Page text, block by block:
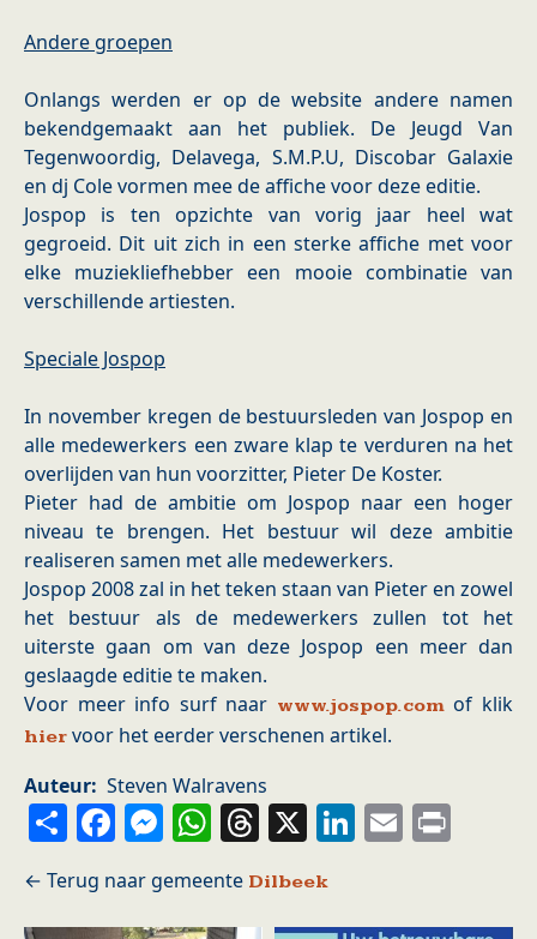
Andere groepen
Onlangs werden er op de website andere namen
bekendgemaakt aan het publiek. De Jeugd Van
Tegenwoordig, Delavega, S.M.P.U, Discobar Galaxie
en dj Cole vormen mee de affiche voor deze editie.
Jospop is ten opzichte van vorig jaar heel wat
gegroeid. Dit uit zich in een sterke affiche met voor
elke muziekliefhebber een mooie combinatie van
verschillende artiesten.
Speciale Jospop
In november kregen de bestuursleden van Jospop en
alle medewerkers een zware klap te verduren na het
overlijden van hun voorzitter, Pieter De Koster.
Pieter had de ambitie om Jospop naar een hoger
niveau te brengen. Het bestuur wil deze ambitie
realiseren samen met alle medewerkers.
Jospop 2008 zal in het teken staan van Pieter en zowel
het bestuur als de medewerkers zullen tot het
uiterste gaan om van deze Jospop een meer dan
geslaagde editie te maken.
Voor meer info surf naar www.jospop.comof klik
hier voor het eerder verschenen artikel.
Auteur Steven Walravens
ShareFacebook
Messenger
WhatsApp
Threads
X LinkedIn
Email
Dilbeek